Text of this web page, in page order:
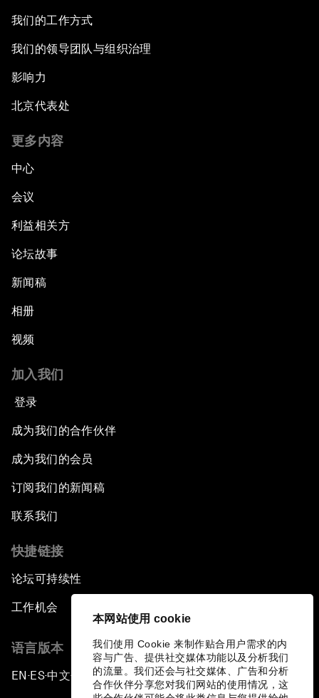
本网站使用 cookie
我们使用 Cookie 来制作贴合用户需求的内
容与广告、提供社交媒体功能以及分析我们
的流量。我们还会与社交媒体、广告和分析
合作伙伴分享您对我们网站的使用情况，这
我们的工作方式
我们的领导团队与组织治理
影响力
北京代表处
更多内容
中心
会议
利益相关方
论坛故事
新闻稿
相册
视频
加入我们
登录
成为我们的合作伙伴
成为我们的会员
订阅我们的新闻稿
联系我们
快捷链接
论坛可持续性
工作机会
语言版本
EN ▪ ES▪中文▪ 日本語